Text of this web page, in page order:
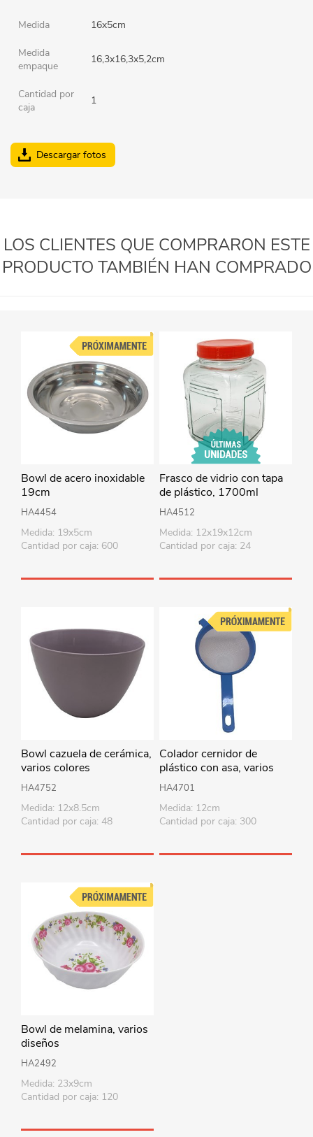
Medida 16x5cm
Medida
empaque
16,3x16,3x5,2cm
Cantidad por
caja
1
Descargar fotos
LOS CLIENTES QUE COMPRARON ESTE
PRODUCTO TAMBIÉN HAN COMPRADO
Bowl de acero inoxidable
19cm
HA4454
Medida: 19x5cm
Cantidad por caja: 600
Frasco de vidrio con tapa
de plástico, 1700ml
HA4512
Medida: 12x19x12cm
Cantidad por caja: 24
Bowl cazuela de cerámica,
varios colores
HA4752
Medida: 12x8.5cm
Cantidad por caja: 48
Colador cernidor de
plástico con asa, varios
colores
HA4701
Medida: 12cm
Cantidad por caja: 300
Bowl de melamina, varios
diseños
HA2492
Medida: 23x9cm
Cantidad por caja: 120